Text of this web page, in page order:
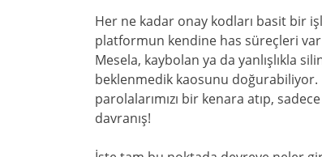
Her ne kadar onay kodları basit bir
platformun kendine has süreçleri var
Mesela, kaybolan ya da yanlışlıkla
beklenmedik kaosunu
parolalarımızı bir kenara atıp,
davranış!